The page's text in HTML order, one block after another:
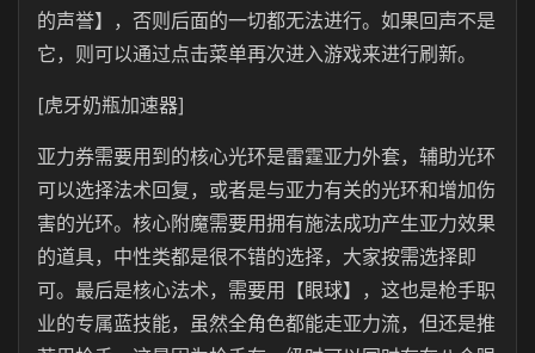
的声誉】，否则后面的一切都无法进行。如果回声不是
它，则可以通过点击菜单再次进入游戏来进行刷新。
[虎牙奶瓶加速器]
亚力券需要用到的核心光环是雷霆亚力外套，辅助光环
可以选择法术回复，或者是与亚力有关的光环和增加伤
害的光环。核心附魔需要用拥有施法成功产生亚力效果
的道具，中性类都是很不错的选择，大家按需选择即
可。最后是核心法术，需要用【眼球】，这也是枪手职
业的专属蓝技能，虽然全角色都能走亚力流，但还是推